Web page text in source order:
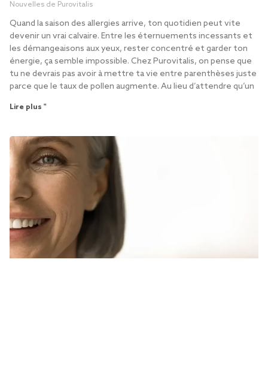
Nouvelles de Purovitalis
Quand la saison des allergies arrive, ton quotidien peut vite
devenir un vrai calvaire. Entre les éternuements incessants et
les démangeaisons aux yeux, rester concentré et garder ton
énergie, ça semble impossible. Chez Purovitalis, on pense que
tu ne devrais pas avoir à mettre ta vie entre parenthèses juste
parce que le taux de pollen augmente. Au lieu d’attendre qu’un
Lire plus "